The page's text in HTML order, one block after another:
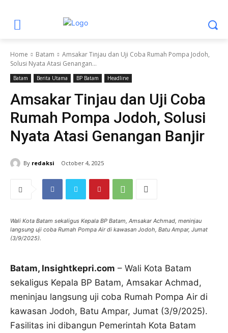
Home Batam
Amsakar Tinjau dan Uji Coba Rumah Pompa Jodoh,
Solusi Nyata Atasi Genangan...
Batam Berita Utama BP Batam Headline
Amsakar Tinjau dan Uji Coba
Rumah Pompa Jodoh, Solusi
Nyata Atasi Genangan Banjir
By redaksi October 4, 2025
Wali Kota Batam sekaligus Kepala BP Batam, Amsakar Achmad, meninjau
langsung uji coba Rumah Pompa Air di kawasan Jodoh, Batu Ampar, Jumat
(3/9/2025).
Batam, Insightkepri.com – Wali Kota Batam
sekaligus Kepala BP Batam, Amsakar Achmad,
meninjau langsung uji coba Rumah Pompa Air di
kawasan Jodoh, Batu Ampar, Jumat (3/9/2025).
Fasilitas ini dibangun Pemerintah Kota Batam